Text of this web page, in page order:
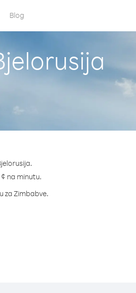
Blog
na minutu.
za Zimbabve.